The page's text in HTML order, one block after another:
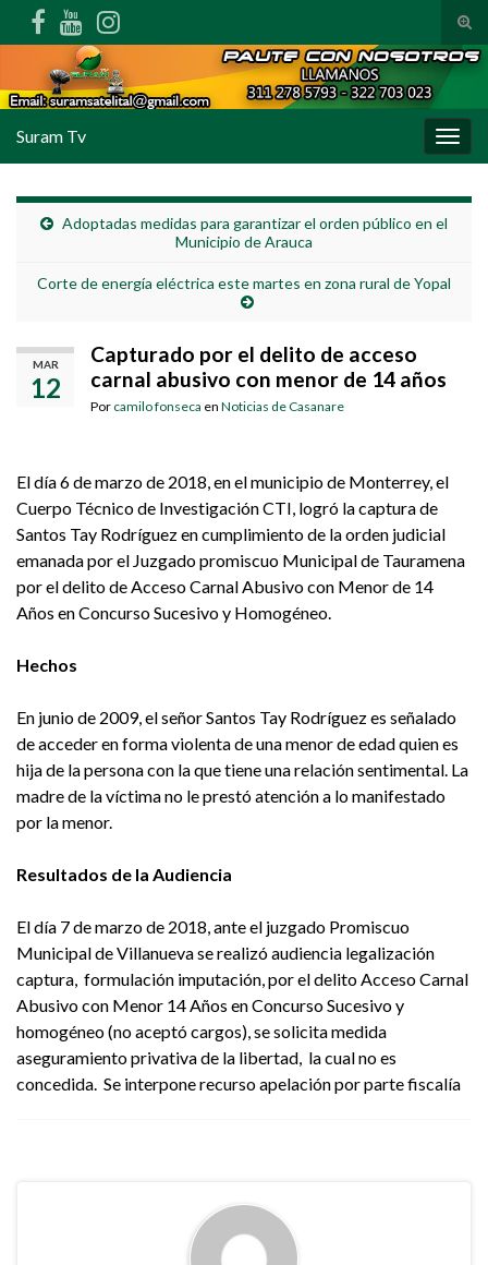
Suram Tv
Adoptadas medidas para garantizar el orden público en el
Municipio de Arauca
Corte de energía eléctrica este martes en zona rural de Yopal
MAR
12
Capturado por el delito de acceso
carnal abusivo con menor de 14 años
Por camilo fonseca en Noticias de Casanare
El día 6 de marzo de 2018, en el municipio de Monterrey, el
Cuerpo Técnico de Investigación CTI, logró la captura de
Santos Tay Rodríguez en cumplimiento de la orden judicial
emanada por el Juzgado promiscuo Municipal de Tauramena
por el delito de Acceso Carnal Abusivo con Menor de 14
Años en Concurso Sucesivo y Homogéneo.
Hechos
En junio de 2009, el señor Santos Tay Rodríguez es señalado
de acceder en forma violenta de una menor de edad quien es
hija de la persona con la que tiene una relación sentimental. La
madre de la víctima no le prestó atención a lo manifestado
por la menor.
Resultados de la Audiencia
El día 7 de marzo de 2018, ante el juzgado Promiscuo
Municipal de Villanueva se realizó audiencia legalización
captura, formulación imputación, por el delito Acceso Carnal
Abusivo con Menor 14 Años en Concurso Sucesivo y
homogéneo (no aceptó cargos), se solicita medida
aseguramiento privativa de la libertad, la cual no es
concedida. Se interpone recurso apelación por parte fiscalía